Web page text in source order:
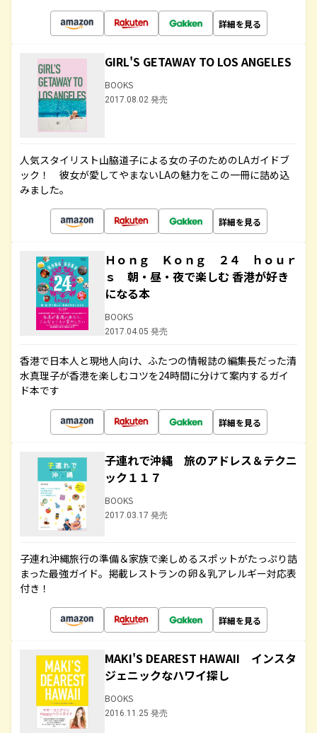
詳細を見る
GIRL'S GETAWAY TO LOS ANGELES
BOOKS
2017.08.02 発売
人気スタイリスト山脇道子による女の子のためのLAガイドブ
ック！ 彼女が愛してやまないLAの魅力をこの一冊に詰め込
みました。
詳細を見る
Ｈｏｎｇ Ｋｏｎｇ ２４ ｈｏｕｒ
ｓ 朝・昼・夜で楽しむ 香港が好き
になる本
BOOKS
2017.04.05 発売
香港で日本人と現地人向け、ふたつの情報誌の編集長だった清
水真理子が香港を楽しむコツを24時間に分けて案内するガイ
ド本です
詳細を見る
子連れで沖縄 旅のアドレス＆テクニ
ック１１７
BOOKS
2017.03.17 発売
子連れ沖縄旅行の準備＆家族で楽しめるスポットがたっぷり詰
まった最強ガイド。掲載レストランの卵＆乳アレルギー対応表
付き！
詳細を見る
MAKI'S DEAREST HAWAII インスタ
ジェニックなハワイ探し
BOOKS
2016.11.25 発売